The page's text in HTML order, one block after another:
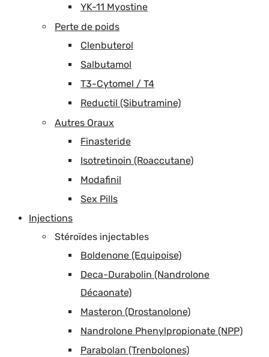
YK-11 Myostine
Perte de poids
Clenbuterol
Salbutamol
T3-Cytomel / T4
Reductil (Sibutramine)
Autres Oraux
Finasteride
Isotretinoin (Roaccutane)
Modafinil
Sex Pills
Injections
Stéroïdes injectables
Boldenone (Equipoise)
Deca-Durabolin (Nandrolone
Décaonate)
Masteron (Drostanolone)
Nandrolone Phenylpropionate (NPP)
Parabolan (Trenbolones)